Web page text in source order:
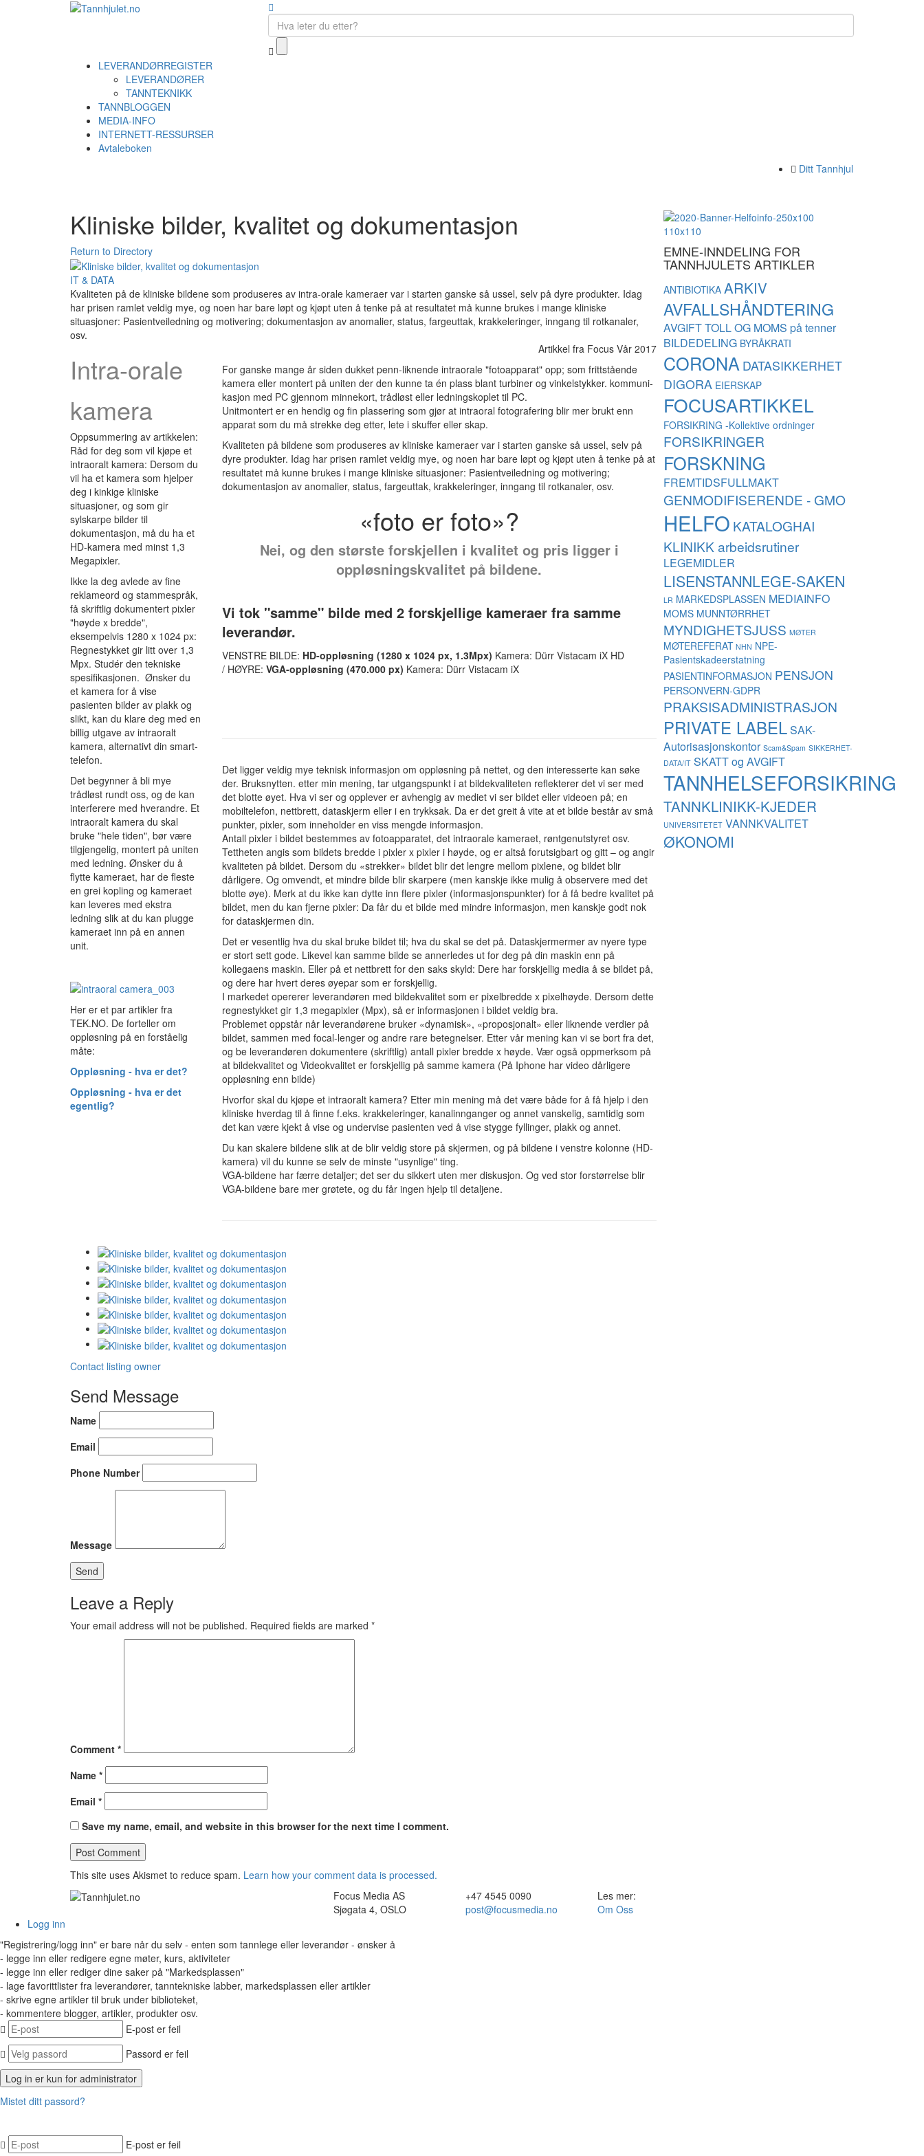
LEVERANDØRREGISTER
LEVERANDØRER
TANNTEKNIKK
TANNBLOGGEN
MEDIA-INFO
INTERNETT-RESSURSER
Avtaleboken
Ditt Tannhjul
Kliniske bilder, kvalitet og dokumentasjon
Return to Directory
IT & DATA
Kvaliteten på de kliniske bildene som produseres av intra-orale kameraer var i starten ganske så ussel, selv på dyre produkter. Idag
har ­prisen ramlet veldig mye, og noen har bare løpt og kjøpt uten å tenke på at ­resultatet må kunne brukes i mange kliniske
situasjoner: Pasientveiledning og motivering; dokumentasjon av anomalier, status, fargeuttak, krakkeleringer, inngang til rotkanaler,
osv.
Intra-orale
kamera
Oppsummering av artikkelen:
Råd for deg som vil kjøpe et
intraoralt kamera: Dersom du
vil ha et kamera som hjelper
deg i kinkige kliniske
situasjoner, og som gir
sylskarpe bilder til
dokumentasjon, må du ha et
HD-kamera med minst 1,3
Megapixler.
Ikke la deg avlede av fine
reklameord og stammespråk,
få skriftlig dokumentert pixler
"høyde x bredde",
eksempelvis 1280 x 1024 px:
Regnestykket gir litt over 1,3
Mpx. Studér den tekniske
spesifikasjonen. Ønsker du
et kamera for å vise
pasienten bilder av plakk og
slikt, kan du klare deg med en
billig utgave av intraoralt
kamera, alternativt din smart-
telefon.
Det begynner å bli mye
trådløst rundt oss, og de kan
interferere med hverandre. Et
intraoralt kamera du skal
bruke "hele tiden", bør være
tilgjengelig, montert på uniten
med ledning. Ønsker du å
flytte kameraet, har de fleste
en grei kopling og kameraet
kan leveres med ekstra
ledning slik at du kan plugge
kameraet inn på en annen
unit.
Her er et par artikler fra
TEK.NO. De forteller om
oppløsning på en forståelig
måte:
Oppløsning - hva er det?
Oppløsning - hva er det
egentlig?
Artikkel fra Focus Vår 2017
For ganske mange år siden dukket penn-liknende intraorale "fotoapparat" opp; som frittstående
kamera eller montert på uniten der den kunne ta én plass blant turbiner og vinkelstykker. kommuni­
kasjon med PC gjennom minnekort, trådløst eller ledningskoplet til PC.
Unitmontert er en hendig og fin plas­sering som gjør at intraoral fotografering blir mer brukt enn
apparat som du må strekke deg etter, lete i skuffer eller skap.
Kvaliteten på bildene som produseres av kliniske kameraer var i starten ganske så ussel, selv på
dyre produkter. Idag har ­prisen ramlet veldig mye, og noen har bare løpt og kjøpt uten å tenke på at
­resultatet må kunne brukes i mange kliniske situasjoner: Pasientveiledning og motivering;
dokumentasjon av anomalier, status, fargeuttak, krakkeleringer, inngang til rotkanaler, osv.
«foto er foto»?
Nei, og den største forskjellen i kvalitet og pris ligger i
oppløsningskvalitet på bildene.
Vi tok "samme" bilde med 2 forskjellige kameraer fra samme
leverandør.
VENSTRE BILDE: HD-oppløsning (1280 x 1024 px, 1.3Mpx) Kamera: Dürr Vistacam iX HD
/ HØYRE: VGA-oppløsning (470.000 px) Kamera: Dürr Vistacam iX
Det ligger veldig mye teknisk in­formasjon om oppløsning på nettet, og den ­interesserte kan søke
der. Bruksnytten. etter min mening, tar utgangspunkt i at bildekvaliteten reflekterer det vi ser med
det blotte øyet. Hva vi ser og opplever er avhengig av mediet vi ser bildet eller videoen på; en
mobiltelefon, nettbrett, dataskjerm eller i en trykksak. Da er det greit å vite at et bilde består av små
punkter, pixler, som inneholder en viss mengde informasjon.
Antall pixler i bildet bestemmes av fotoapparatet, det intraorale kameraet, røntgenutstyret osv.
Tettheten angis som bildets bredde i pixler x pixler i høyde, og er altså forutsigbart og gitt – og angir
kvaliteten på bildet. Dersom du «strekker» bildet blir det lengre mellom pixlene, og bildet blir
dårligere. Og omvendt, et mindre bilde blir skarpere (men kanskje ikke mulig å observere med det
blotte øye). Merk at du ikke kan dytte inn flere pixler (informasjonspunkter) for å få bedre kvalitet på
bildet, men du kan fjerne pixler: Da får du et bilde med mindre informasjon, men kanskje godt nok
for dataskjermen din.
Det er vesentlig hva du skal bruke bildet til; hva du skal se det på. Dataskjermermer av nyere type
er stort sett gode. Likevel kan samme bilde se annerledes ut for deg på din maskin enn på
kollegaens maskin. Eller på et nettbrett for den saks skyld: Dere har forskjellig media å se bildet på,
og dere har hvert deres øyepar som er forskjellig.
I markedet opererer leverandøren med bildekvalitet som er pixelbredde x pixelhøyde. Dersom dette
regnestykket gir 1,3 megapixler (Mpx), så er informasjonen i bildet veldig bra.
Problemet oppstår når leverandørene bruker «dynamisk», «proposjonalt» eller liknende verdier på
bildet, sammen med focal-lenger og andre rare betegnelser. Etter vår mening kan vi se bort fra det,
og be leverandøren dokumentere (skriftlig) antall pixler bredde x høyde. Vær også oppmerksom på
at bilde­kvalitet og Videokvalitet er forskjellig på samme kamera (På Iphone har video dårligere
oppløsning enn bilde)
Hvorfor skal du kjøpe et intraoralt kamera? Etter min mening må det være både for å få hjelp i den
kliniske hverdag til å finne f.eks. krakkeleringer, kanalinnganger og annet vanskelig, samtidig som
det kan være kjekt å vise og undervise pasienten ved å vise stygge fyllinger, plakk og annet.
Du kan skalere bildene slik at de blir veldig store på skjermen, og på bildene i venstre kolonne (HD-
kamera) vil du kunne se selv de minste "usynlige" ting.
VGA-bildene har færre detaljer; det ser du sikkert uten mer diskusjon. Og ved stor forstørrelse blir
VGA-bildene bare mer grøtete, og du får ingen hjelp til detaljene.
Contact listing owner
Send Message
Name
Email
Phone Number
Message
Leave a Reply
Your email address will not be published. Required fields are marked *
Comment *
Name *
Email *
Save my name, email, and website in this browser for the next time I comment.
This site uses Akismet to reduce spam. Learn how your comment data is processed.
EMNE-INNDELING FOR
TANNHJULETS ARTIKLER
ANTIBIOTIKA ARKIV
AVFALLSHÅNDTERING
AVGIFT TOLL OG MOMS på tenner
BILDEDELING BYRÅKRATI
CORONA DATASIKKERHET
DIGORA EIERSKAP
FOCUSARTIKKEL
FORSIKRING -Kollektive ordninger
FORSIKRINGER
FORSKNING
FREMTIDSFULLMAKT
GENMODIFISERENDE - GMO
HELFO KATALOGHAI
KLINIKK arbeidsrutiner
LEGEMIDLER
LISENSTANNLEGE-SAKEN
LR MARKEDSPLASSEN MEDIAINFO
MOMS MUNNTØRRHET
MYNDIGHETSJUSS MØTER
MØTEREFERAT NHN NPE-
Pasientskadeerstatning
PASIENTINFORMASJON PENSJON
PERSONVERN-GDPR
PRAKSISADMINISTRASJON
PRIVATE LABELSAK-
Autorisasjonskontor Scam&Spam SIKKERHET-
DATA/IT SKATT og AVGIFT
TANNHELSEFORSIKRING
TANNKLINIKK-KJEDER
UNIVERSITETET VANNKVALITET
ØKONOMI
Focus Media AS
Sjøgata 4, OSLO
+47 4545 0090
post@focusmedia.no
Les mer:
Om Oss
Logg inn
"Registrering/logg inn" er bare når du selv - enten som tannlege eller leverandør - ønsker å
- legge inn eller redigere egne møter, kurs, aktiviteter
- legge inn eller rediger dine saker på "Markedsplassen"
- lage favorittlister fra leverandører, tanntekniske labber, markedsplassen eller artikler
- skrive egne artikler til bruk under biblioteket,
- kommentere blogger, artikler, produkter osv.
E-post er feil
Passord er feil
Mistet ditt passord?
E-post er feil